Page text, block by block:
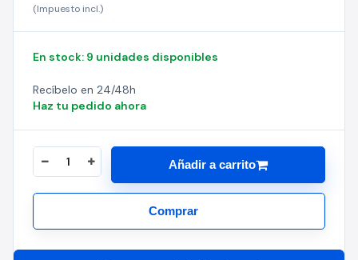
(Impuesto incl.)
En stock: 9 unidades disponibles
Recíbelo en 24/48h
Haz tu pedido ahora
Añadir a carrito
Comprar